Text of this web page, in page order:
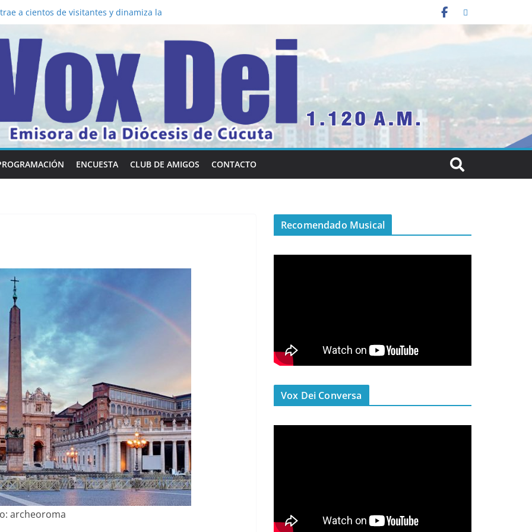
en “Superancianos”
a cientos de visitantes y dinamiza la
mesa: la importancia de hablarlo en
la nueva Película Toy Story 5 y el
Dei fortalecen su identidad
en comunicación visual
ENCUESTA CLUB DE AMIGOS CONTACTO
archeoroma
Recomendado Musical
Vox Dei Conversa